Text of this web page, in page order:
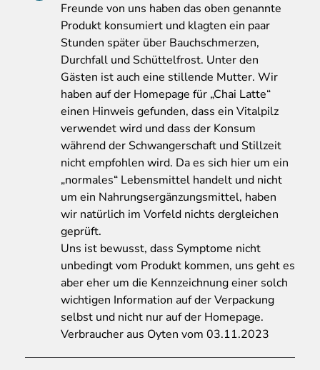
Freunde von uns haben das oben genannte
Produkt konsumiert und klagten ein paar
Stunden später über Bauchschmerzen,
Durchfall und Schüttelfrost. Unter den
Gästen ist auch eine stillende Mutter. Wir
haben auf der Homepage für „Chai Latte“
einen Hinweis gefunden, dass ein Vitalpilz
verwendet wird und dass der Konsum
während der Schwangerschaft und Stillzeit
nicht empfohlen wird. Da es sich hier um ein
„normales“ Lebensmittel handelt und nicht
um ein Nahrungsergänzungsmittel, haben
wir natürlich im Vorfeld nichts dergleichen
geprüft.
Uns ist bewusst, dass Symptome nicht
unbedingt vom Produkt kommen, uns geht es
aber eher um die Kennzeichnung einer solch
wichtigen Information auf der Verpackung
selbst und nicht nur auf der Homepage.
Verbraucher aus Oyten vom 03.11.2023